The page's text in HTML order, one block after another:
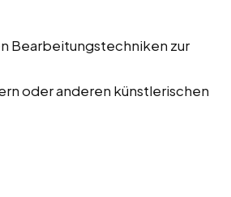
Bearbeitungstechniken zur
oder anderen künstlerischen